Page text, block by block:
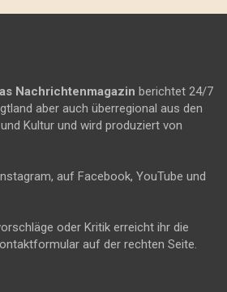
Nachrichtenmagazin berichtet 24/7
aber auch überregional aus den
Kultur und wird produziert von
auf Facebook, YouTube und
oder Kritik erreicht ihr die
auf der rechten Seite.